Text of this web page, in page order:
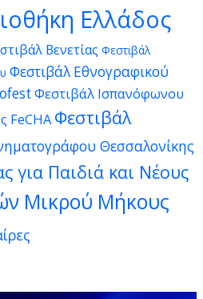
Ελλάδος
Βενετίας Φεστιβάλ
Φεστιβάλ Εθνογραφικού
Φεστιβάλ Ισπανόφωνου
FeCHA Φεστιβάλ
Θεσσαλονίκης
για Παιδιά και Νέους
Μικρού Μήκους